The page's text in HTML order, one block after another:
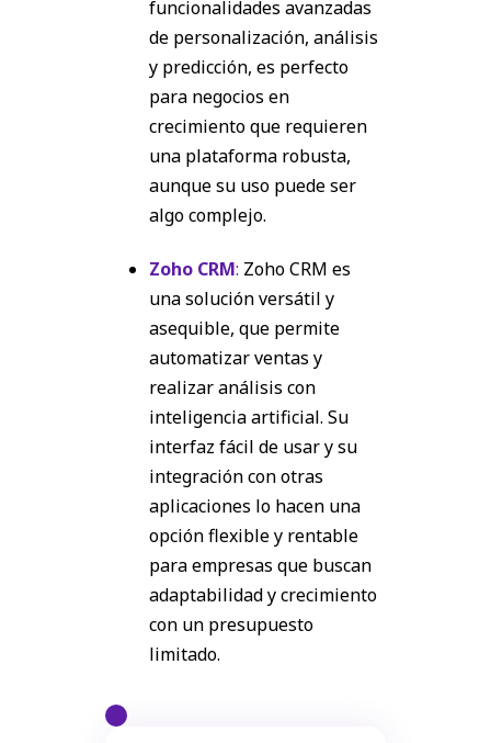
funcionalidades avanzadas
de personalización, análisis
y predicción, es perfecto
para negocios en
crecimiento que requieren
una plataforma robusta,
aunque su uso puede ser
algo complejo.
Zoho CRM: Zoho CRM es
una solución versátil y
asequible, que permite
automatizar ventas y
realizar análisis con
inteligencia artificial. Su
interfaz fácil de usar y su
integración con otras
aplicaciones lo hacen una
opción flexible y rentable
para empresas que buscan
adaptabilidad y crecimiento
con un presupuesto
limitado.